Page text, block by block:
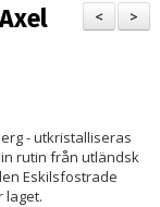
>
<
- utkristalliseras
rutin från utländsk
Eskilsfostrade